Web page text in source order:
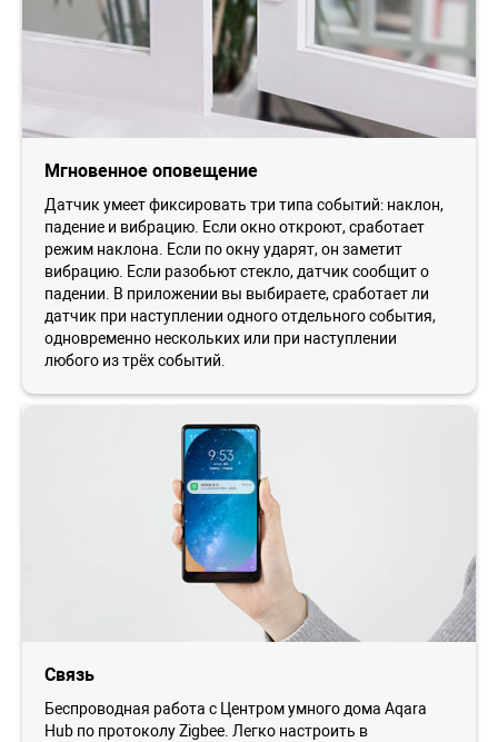
Мгновенное оповещение
Датчик умеет фиксировать три типа событий: наклон,
падение и вибрацию. Если окно откроют, сработает
режим наклона. Если по окну ударят, он заметит
вибрацию. Если разобьют стекло, датчик сообщит о
падении. В приложении вы выбираете, сработает ли
датчик при наступлении одного отдельного события,
одновременно нескольких или при наступлении
любого из трёх событий.
Связь
Беспроводная работа с Центром умного дома Aqara
Hub по протоколу Zigbee. Легко настроить в